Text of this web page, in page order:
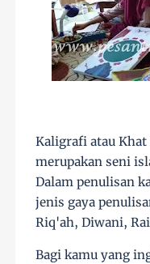
Kaligrafi atau Khat
merupakan seni
Dalam penulisan
jenis gaya
Riq'ah, Diwani,
Bagi kamu yang